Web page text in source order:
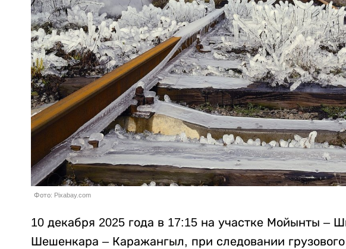
Фото: Pixabay.com
10 декабря 2025 года в 17:15 на участке Мойынты –
Шешенкара – Каражангыл, при следовании